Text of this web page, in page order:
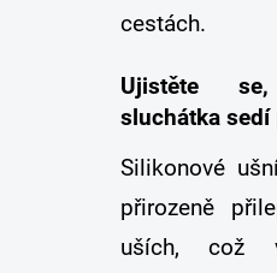
cestách.
Ujistěte
sluchátka sedí
Silikonové
přirozeně
uších, což